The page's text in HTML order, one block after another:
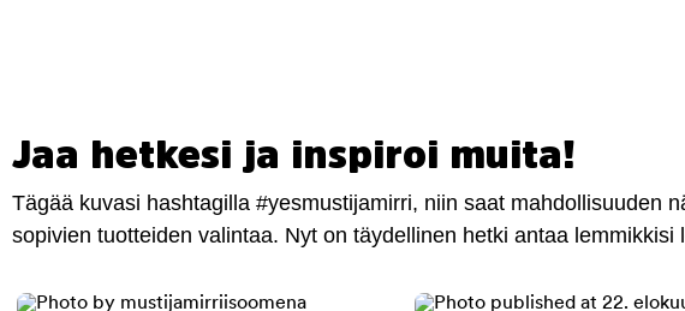
Jaa hetkesi ja inspiroi muita!
Tägää kuvasi hashtagilla #yesmustijamirri, niin saat mahdollisuuden
sopivien tuotteiden valintaa. Nyt on täydellinen hetki antaa